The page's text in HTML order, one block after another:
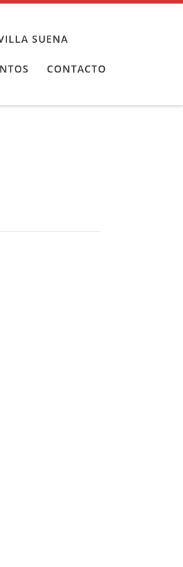
SUENA
CONTACTO